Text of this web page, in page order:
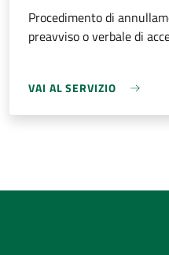
Procedimento di
preavviso o verbale di
VAI AL SERVIZIO